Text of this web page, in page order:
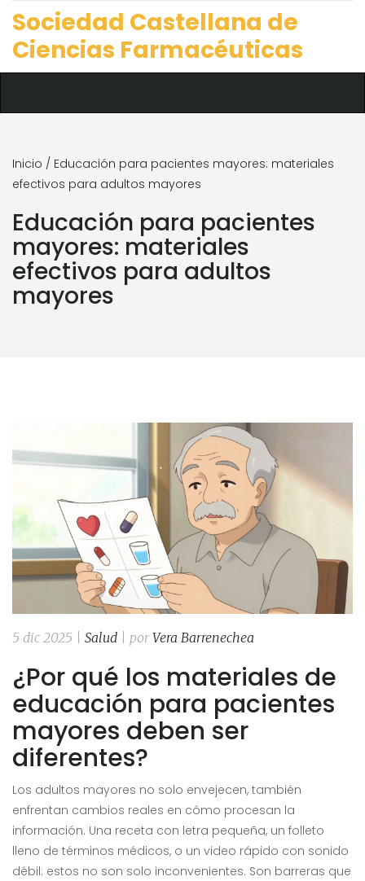
Sociedad Castellana de
Ciencias Farmacéuticas
Inicio / Educación para pacientes mayores: materiales
efectivos para adultos mayores
Educación para pacientes
mayores: materiales
efectivos para adultos
mayores
5 dic 2025 | Salud | porVera Barrenechea
¿Por qué los materiales de
educación para pacientes
mayores deben ser
diferentes?
Los adultos mayores no solo envejecen, también
enfrentan cambios reales en cómo procesan la
información. Una receta con letra pequeña, un folleto
lleno de términos médicos, o un video rápido con sonido
débil: estos no son solo inconvenientes. Son barreras que